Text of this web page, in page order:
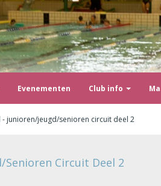
Evenementen Club info
- junioren/jeugd/senioren circuit deel 2
Senioren Circuit Deel 2